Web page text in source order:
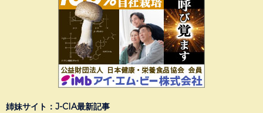
姉妹サイト：J-CIA最新記事